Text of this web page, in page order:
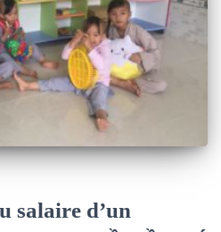
salaire d’un